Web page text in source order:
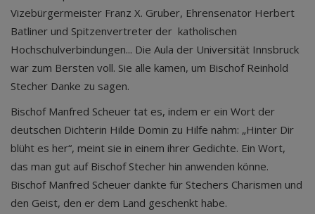
Vizebürgermeister Franz X. Gruber, Ehrensenator Herbert
Batliner und Spitzenvertreter der katholischen
Hochschulverbindungen... Die Aula der Universität Innsbruck
war zum Bersten voll. Sie alle kamen, um Bischof Reinhold
Stecher Danke zu sagen.
Bischof Manfred Scheuer tat es, indem er ein Wort der
deutschen Dichterin Hilde Domin zu Hilfe nahm: „Hinter Dir
blüht es her“, meint sie in einem ihrer Gedichte. Ein Wort,
das man gut auf Bischof Stecher hin anwenden könne.
Bischof Manfred Scheuer dankte für Stechers Charismen und
den Geist, den er dem Land geschenkt habe.